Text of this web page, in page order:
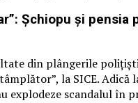
Șchiopu și pensia
din plângerile
la SICE. Adică
explodeze scandalul în